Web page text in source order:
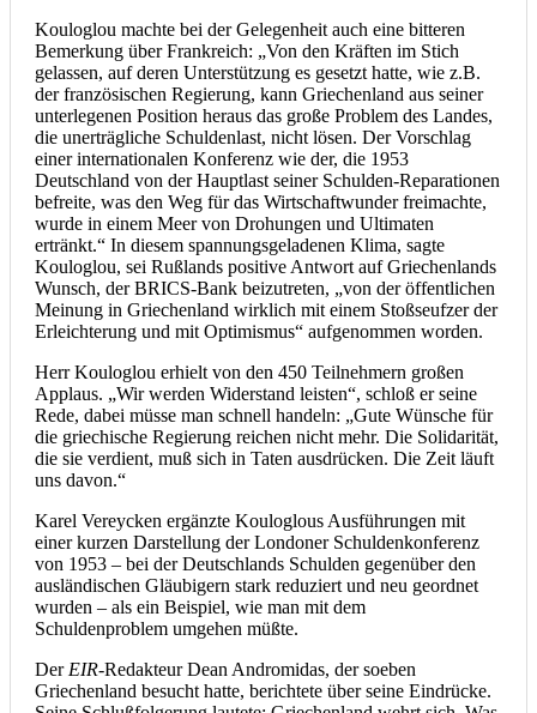
Kouloglou machte bei der Gelegenheit auch eine bitteren
Bemerkung über Frankreich: „Von den Kräften im Stich
gelassen, auf deren Unterstützung es gesetzt hatte, wie z.B.
der französischen Regierung, kann Griechenland aus seiner
unterlegenen Position heraus das große Problem des Landes,
die unerträgliche Schuldenlast, nicht lösen. Der Vorschlag
einer internationalen Konferenz wie der, die 1953
Deutschland von der Hauptlast seiner Schulden-Reparationen
befreite, was den Weg für das Wirtschaftwunder freimachte,
wurde in einem Meer von Drohungen und Ultimaten
ertränkt.“ In diesem spannungsgeladenen Klima, sagte
Kouloglou, sei Rußlands positive Antwort auf Griechenlands
Wunsch, der BRICS-Bank beizutreten, „von der öffentlichen
Meinung in Griechenland wirklich mit einem Stoßseufzer der
Erleichterung und mit Optimismus“ aufgenommen worden.
Herr Kouloglou erhielt von den 450 Teilnehmern großen
Applaus. „Wir werden Widerstand leisten“, schloß er seine
Rede, dabei müsse man schnell handeln: „Gute Wünsche für
die griechische Regierung reichen nicht mehr. Die Solidarität,
die sie verdient, muß sich in Taten ausdrücken. Die Zeit läuft
uns davon.“
Karel Vereycken ergänzte Kouloglous Ausführungen mit
einer kurzen Darstellung der Londoner Schuldenkonferenz
von 1953 – bei der Deutschlands Schulden gegenüber den
ausländischen Gläubigern stark reduziert und neu geordnet
wurden – als ein Beispiel, wie man mit dem
Schuldenproblem umgehen müßte.
Der EIR-Redakteur Dean Andromidas, der soeben
Griechenland besucht hatte, berichtete über seine Eindrücke.